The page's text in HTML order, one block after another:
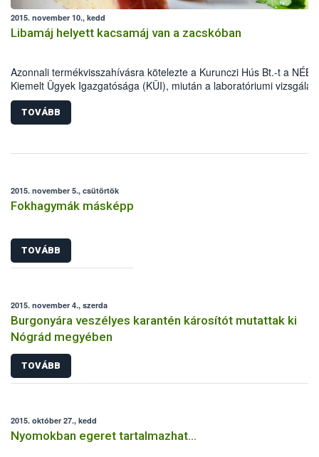
2015. november 10., kedd
Libamáj helyett kacsamáj van a zacskóban
Azonnali termékvisszahívásra kötelezte a Kurunczi Hús Bt.-t a
Kiemelt Ügyek Igazgatósága (KÜI), miután a laboratóriumi
bebizonyították, hogy libamáj megjelöléssel kacsamájat
vásárlók csalástól való megóvása és a hazai baromfiágazat védelme
érdekében a NÉBIH fokozottan vizsgálta az elmúlt időszakban a
forgalmi korlátozás alá több mint 2 tonna, mintegy 10 millió forint
TOVÁBB
2015. november 5., csütörtök
Fokhagymák másképp
TOVÁBB
2015. november 4., szerda
Burgonyára veszélyes karantén károsítót mutattak ki
Nógrád megyében
TOVÁBB
2015. október 27., kedd
Nyomokban egeret tartalmazhat…